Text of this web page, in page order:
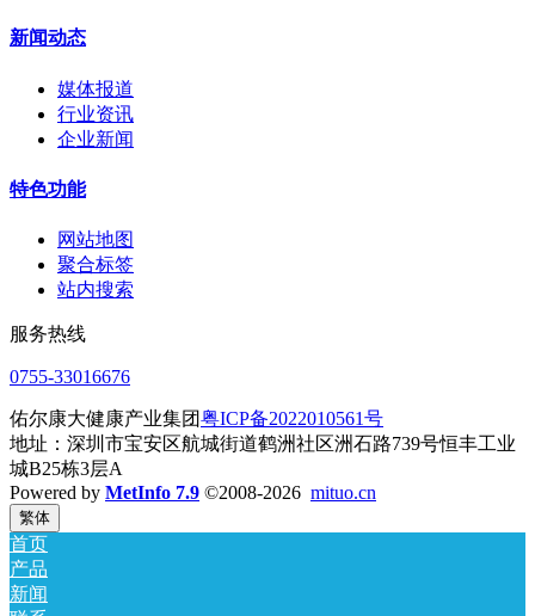
新闻动态
媒体报道
行业资讯
企业新闻
特色功能
网站地图
聚合标签
站内搜索
服务热线
0755-33016676
佑尔康大健康产业集团粤ICP备2022010561号
地址：深圳市宝安区航城街道鹤洲社区洲石路739号恒丰工业
城B25栋3层A
Powered by MetInfo 7.9 ©2008-2026 mituo.cn
繁体
首页
产品
新闻